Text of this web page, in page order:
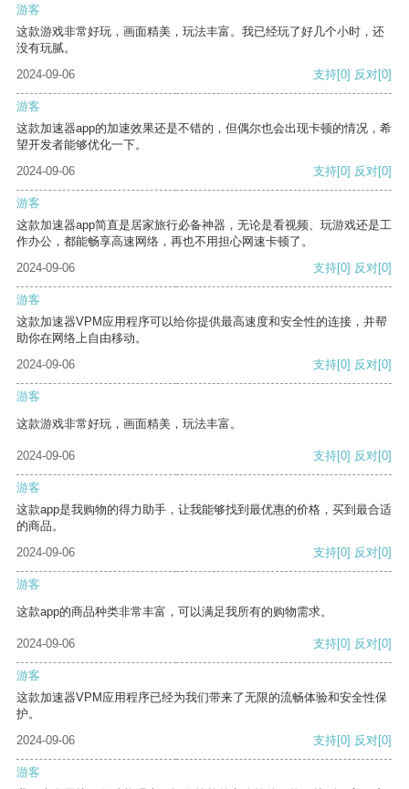
游客
这款游戏非常好玩，画面精美，玩法丰富。我已经玩了好几个小时，还
没有玩腻。
2024-09-06
支持[0] 反对[0]
游客
这款加速器app的加速效果还是不错的，但偶尔也会出现卡顿的情况，希
望开发者能够优化一下。
2024-09-06
支持[0] 反对[0]
游客
这款加速器app简直是居家旅行必备神器，无论是看视频、玩游戏还是工
作办公，都能畅享高速网络，再也不用担心网速卡顿了。
2024-09-06
支持[0] 反对[0]
游客
这款加速器VPM应用程序可以给你提供最高速度和安全性的连接，并帮
助你在网络上自由移动。
2024-09-06
支持[0] 反对[0]
游客
这款游戏非常好玩，画面精美，玩法丰富。
2024-09-06 支持[0] 反对[0]
游客
这款app是我购物的得力助手，让我能够找到最优惠的价格，买到最合适
的商品。
2024-09-06
支持[0] 反对[0]
游客
这款app的商品种类非常丰富，可以满足我所有的购物需求。
2024-09-06 支持[0] 反对[0]
游客
这款加速器VPM应用程序已经为我们带来了无限的流畅体验和安全性保
护。
2024-09-06
支持[0] 反对[0]
游客